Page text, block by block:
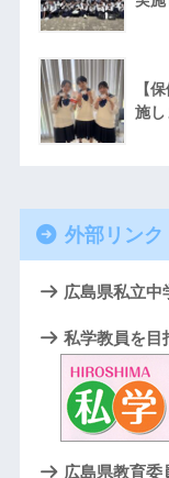
【
施し
外部リンク
広島県私立中
私学教員を目
広島県教育委